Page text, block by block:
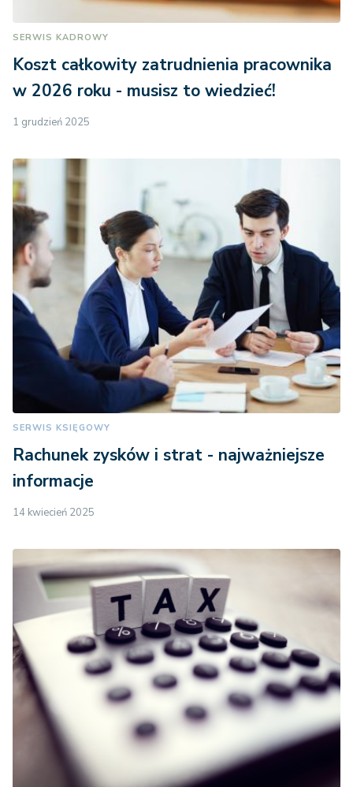
SERWIS KADROWY
Koszt całkowity zatrudnienia pracownika
w 2026 roku - musisz to wiedzieć!
1 grudzień 2025
SERWIS KSIĘGOWY
Rachunek zysków i strat - najważniejsze
informacje
14 kwiecień 2025